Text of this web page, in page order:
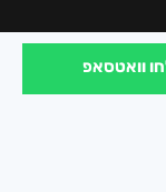
וואטסאפ